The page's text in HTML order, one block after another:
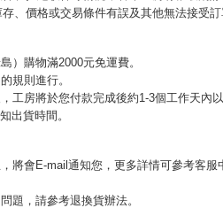
、價格或交易條件有誤及其他無法接受
）購物滿2000元免運費。
規則進行。
工房將於您付款完成後約1-3個工作天內
出貨時間。
將會E-mail通知您，更多詳情可參考客服
題，請參考退換貨辦法。